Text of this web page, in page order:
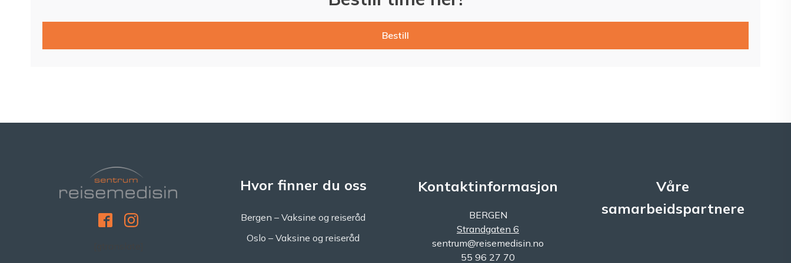
Bestill
Hvor finner du oss
Bergen – Vaksine og reiseråd
Oslo – Vaksine og reiseråd
Kontaktinformasjon
BERGEN
Strandgaten 6
sentrum@reisemedisin.no
55 96 27 70
Våre
samarbeidspartnere